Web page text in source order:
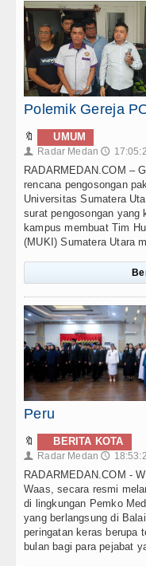
Polemik Gereja
🔖 UMUM
👤 Radar Medan 🕔
RADARMEDAN.COM –
rencana pengosongan
Universitas Sumatera
surat pengosongan yang
kampus membuat Tim
(MUKI) Sumatera Utara
Peru
🔖 BERITA KOTA
👤 Radar Medan 🕔
RADARMEDAN.COM -
Waas, secara resmi
di lingkungan Pemko
yang berlangsung di
peringatan keras berupa
bulan bagi para pejabat